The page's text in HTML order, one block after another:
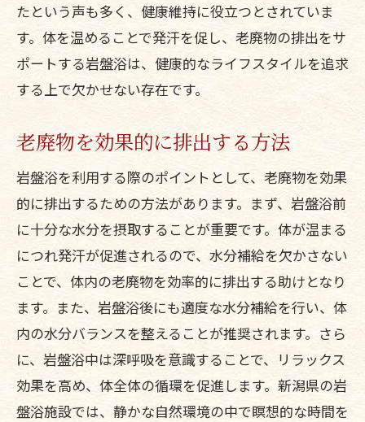
たという声も多く、健康維持に役立つとされていま
す。体を温めることで発汗を促し、老廃物の排出をサ
ポートする岩盤浴は、健康的なライフスタイルを追求
する上で欠かせない存在です。
老廃物を効果的に排出する方法
岩盤浴を利用する際のポイントとして、老廃物を効果
的に排出するための方法があります。まず、岩盤浴前
に十分な水分を摂取することが重要です。体が温まる
につれ発汗が促進されるので、水分補給を欠かさない
ことで、体内の老廃物を効率的に排出する助けとなり
ます。また、岩盤浴後にも適度な水分補給を行い、体
内の水分バランスを整えることが推奨されます。さら
に、岩盤浴中は深呼吸を意識することで、リラックス
効果を高め、体全体の循環を促進します。新潟県の岩
盤浴施設では、静かな自然環境の中で瞑想的な時間を